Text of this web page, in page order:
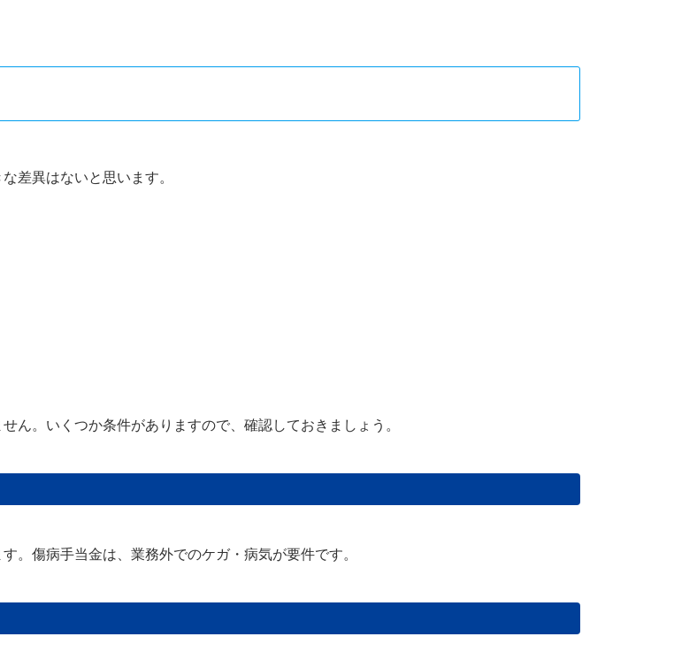
差異はないと思います。
ん。いくつか条件がありますので、確認しておきましょう。
。傷病手当金は、業務外でのケガ・病気が要件です。